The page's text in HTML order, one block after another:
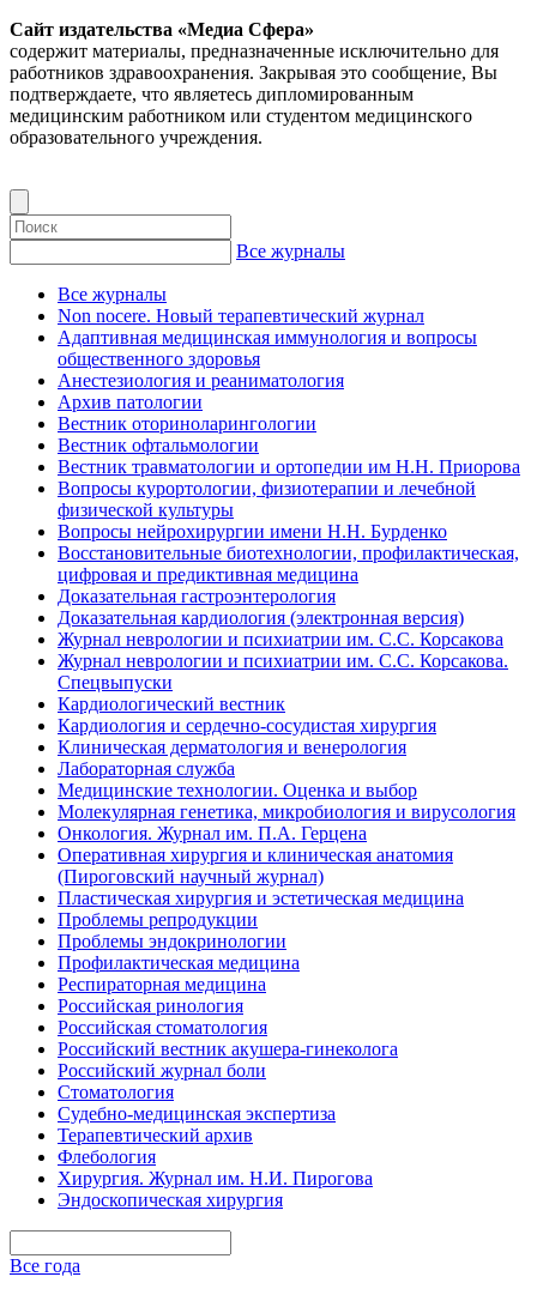
Сайт издательства «Медиа Сфера»
содержит материалы, предназначенные исключительно для
работников здравоохранения. Закрывая это сообщение, Вы
подтверждаете, что являетесь дипломированным
медицинским работником или студентом медицинского
образовательного учреждения.
Все журналы
Все журналы
Non nocere. Новый терапевтический журнал
Адаптивная медицинская иммунология и вопросы
общественного здоровья
Анестезиология и реаниматология
Архив патологии
Вестник оториноларингологии
Вестник офтальмологии
Вестник травматологии и ортопедии им Н.Н. Приорова
Вопросы курортологии, физиотерапии и лечебной
физической культуры
Вопросы нейрохирургии имени Н.Н. Бурденко
Восстановительные биотехнологии, профилактическая,
цифровая и предиктивная медицина
Доказательная гастроэнтерология
Доказательная кардиология (электронная версия)
Журнал неврологии и психиатрии им. С.С. Корсакова
Журнал неврологии и психиатрии им. С.С. Корсакова.
Спецвыпуски
Кардиологический вестник
Кардиология и сердечно-сосудистая хирургия
Клиническая дерматология и венерология
Лабораторная служба
Медицинские технологии. Оценка и выбор
Молекулярная генетика, микробиология и вирусология
Онкология. Журнал им. П.А. Герцена
Оперативная хирургия и клиническая анатомия
(Пироговский научный журнал)
Пластическая хирургия и эстетическая медицина
Проблемы репродукции
Проблемы эндокринологии
Профилактическая медицина
Респираторная медицина
Российская ринология
Российская стоматология
Российский вестник акушера-гинеколога
Российский журнал боли
Стоматология
Судебно-медицинская экспертиза
Терапевтический архив
Флебология
Хирургия. Журнал им. Н.И. Пирогова
Эндоскопическая хирургия
Все года